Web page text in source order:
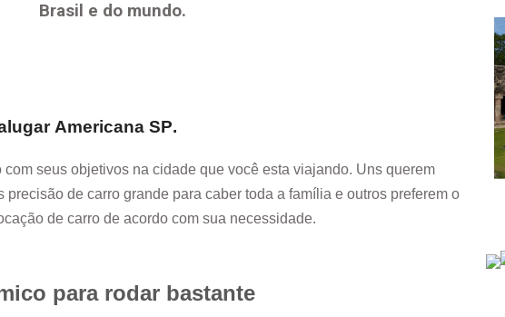
Brasil e do mundo.
Americana SP.
seus objetivos na cidade que você esta viajando. Uns querem
precisão de carro grande para caber toda a família e outros preferem o
de carro de acordo com sua necessidade.
para rodar bastante